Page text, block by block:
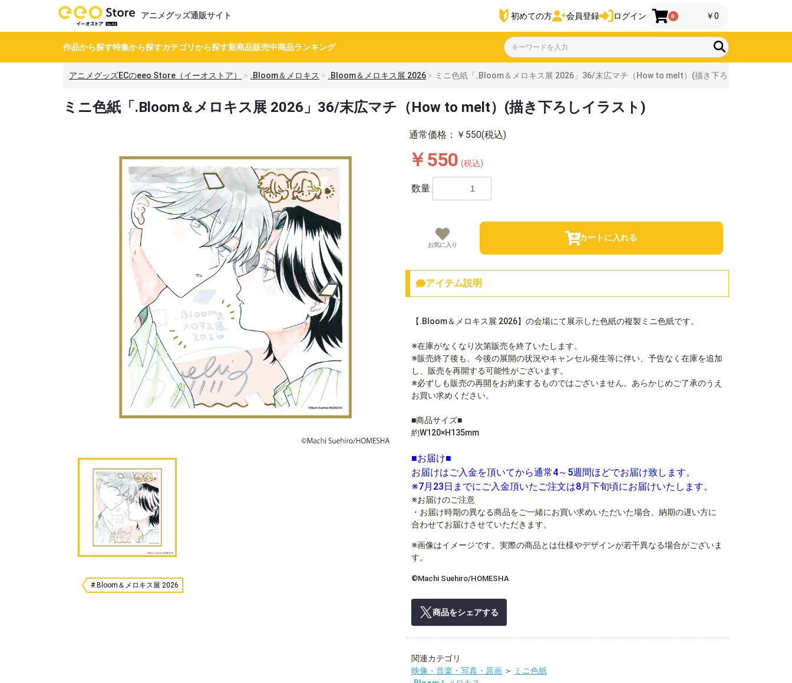
アニメグッズ通販サイト 初めての方 会員登録 ログイン 0 ￥0
作品から探す特集から探すカテゴリから探す新商品販売中商品ランキング
アニメグッズECのeeo Store（イーオストア） .Bloom＆メロキス .Bloom＆メロキス展 2026 ミニ色紙「.Bloom＆メロキス展 2026」36/末広マチ（How to melt）(描き下ろしイラスト)
ミニ色紙「.Bloom＆メロキス展 2026」36/末広マチ（How to melt）(描き下ろしイラスト)
#.Bloom＆メロキス展 2026
通常価格：￥550(税込)
￥550 (税込)
お気に入り
カートに入れる
数量
アイテム説明
【.Bloom＆メロキス展 2026】の会場にて展示した色紙の複製ミニ色紙です。
※在庫がなくなり次第販売を終了いたします。
※販売終了後も、今後の展開の状況やキャンセル発生等に伴い、予告なく在庫を追加
し、販売を再開する可能性がございます。
※必ずしも販売の再開をお約束するものではございません。あらかじめご了承のうえ
お買い求めください。
■商品サイズ■
約W120×H135mm
■お届け■
お届けはご入金を頂いてから通常4～5週間ほどでお届け致します。
※7月23日までにご入金頂いたご注文は8月下旬頃にお届けいたします。
※お届けのご注意
・お届け時期の異なる商品をご一緒にお買い求めいただいた場合、納期の遅い方に
合わせてお届けさせていただきます。
※画像はイメージです。実際の商品とは仕様やデザインが若干異なる場合がございま
す。
©Machi Suehiro/HOMESHA
商品をシェアする
関連カテゴリ
映像・音楽・写真・原画 ＞ ミニ色紙